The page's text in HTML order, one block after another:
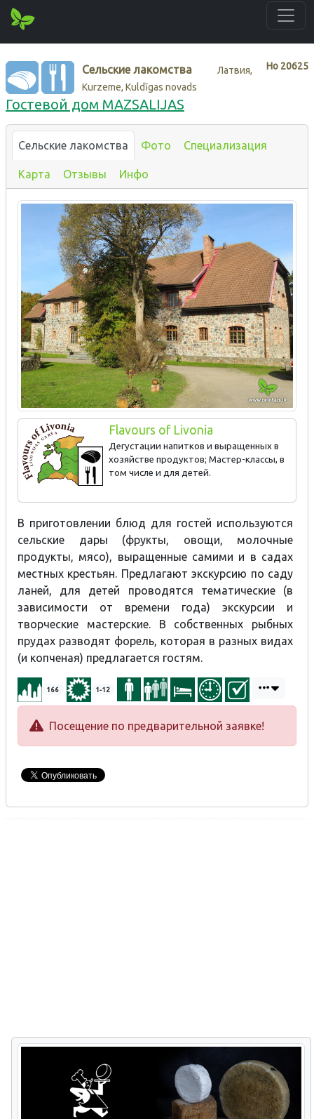
Нo 20625
Сельские лакомства
Латвия,
Kurzeme, Kuldīgas novads
Гостевой дом MAZSALIJAS
Сельские лакомства Фото Специализация
Карта Отзывы Инфо
Flavours of Livonia
Дегустации напитков и выращенных в
хозяйстве продуктов; Мастер-классы, в
том числе и для детей.
В приготовлении блюд для гостей используются
сельские дары (фрукты, овощи, молочные
продукты, мясо), выращенные самими и в садах
местных крестьян. Предлагают экскурсию по саду
ланей, для детей проводятся тематические (в
зависимости от времени года) экскурсии и
творческие мастерские. В собственных рыбных
прудах разводят форель, которая в разных видах
(и копченая) предлагается гостям.
166 1-12
Посещение по предварительной заявке!